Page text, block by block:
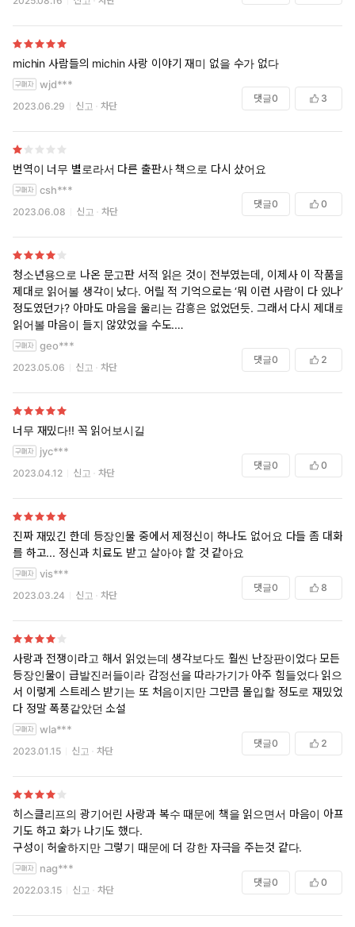
michin 사람들의 michin 사랑 이야기 재미 없을 수가 없다
wjd***
2023.06.29 신고 차단
댓글0 3
번역이 너무 별로라서 다른 출판사 책으로 다시 샀어요
csh***
2023.06.08 신고 차단
댓글0 0
청소년용으로 나온 문고판 서적 읽은 것이 전부였는데, 이제사 이 작품을
제대로 읽어볼 생각이 났다. 어릴 적 기억으로는 ‘뭐 이런 사람이 다 있나’
정도였던가? 아마도 마음을 울리는 감흥은 없었던듯. 그래서 다시 제대로
읽어볼 마음이 들지 않았었을 수도.
나이먹고 다시 읽어보니 정말 징글징글한 남녀라는 느낌. 캐서린과 히스
클리프. 자기중심적이고 이기적인 여자, 그런 여자와 동지적인 감정에서
시작해서 결국 사랑에 빠지고 마는 남자.
내 마음을 갈기갈기 찢어놓는 무심하고 증오스러운 상대를 사랑할 수밖
에 없는 자기 자신을 깨닫고나면 무슨 생각이 들까?
자신에 대한 자괴감?
만약 그렇다면, 그럼에도 불구하고 사랑할 수밖에 없는 캐서린의 이미지
는 아마도 그의 마음속에서 실재보다도 훨씬 대단하고 과장되게 신격화
되어버렸을지도 모를 일이댜.
그리고 자신이 느끼는 자괴감에 몇 배를 더한 지독한 복수심을 키워왔을
듯. 자신 스스로를 경멸하는 만큼 캐서린과 자신의 만남에 걸림돌이 된 존
사촌끼리 결혼하는 마무리가 좀 이해하기 어려운 부분은 있지만, 당시로
서는 상당한 문제작이었을 듯. 30세로 요절한 미혼 여류작가의 입장에서
가슴 설레면서 썼을 법 해서 소설 속 내용보다 자꾸만 그 장면이 상상된
다.
______________
“용서하는 것도, 그 두 눈을 보는 것도, 그리고 그 여윈 손을 만지는 것도
괴로운 일이야. 내게 다시 입을 맞춰 줘. 하지만 당신 눈은 보이지 말아
줘. 당신이 내게 한 짓은 용서하겠어. 나는 나를 죽인 사람을 사랑하는 거
야, 바로 당신을! 내가 어쩔 수 있겠어?”
폭풍의 언덕 | 에밀리 제인 브론테, 김종길 저
#폭풍의언덕 #에밀리제인브론테 #민음사 #히스클리프 #지독한사랑 #
해로운사랑 #독서 #책읽기 #북스타그램
geo***
2023.05.06 신고 차단
댓글0 2
너무 재밌다!! 꼭 읽어보시길
jyc***
2023.04.12 신고 차단
댓글0 0
진짜 재밌긴 한데 등장인물 중에서 제정신이 하나도 없어요 다들 좀 대화
를 하고... 정신과 치료도 받고 살아야 할 것 같아요
vis***
2023.03.24 신고 차단
댓글0 8
사랑과 전쟁이라고 해서 읽었는데 생각보다도 훨씬 난장판이었다 모든
등장인물이 급발진러들이라 감정선을 따라가기가 아주 힘들었다 읽으면
서 이렇게 스트레스 받기는 또 처음이지만 그만큼 몰입할 정도로 재밌었
다 정말 폭풍같았던 소설
wla***
2023.01.15 신고 차단
댓글0 2
히스클리프의 광기어린 사랑과 복수 때문에 책을 읽으면서 마음이 아프
기도 하고 화가 나기도 했다.
구성이 허술하지만 그렇기 때문에 더 강한 자극을 주는것 같다.
nag***
2022.03.15 신고 차단
댓글0 0